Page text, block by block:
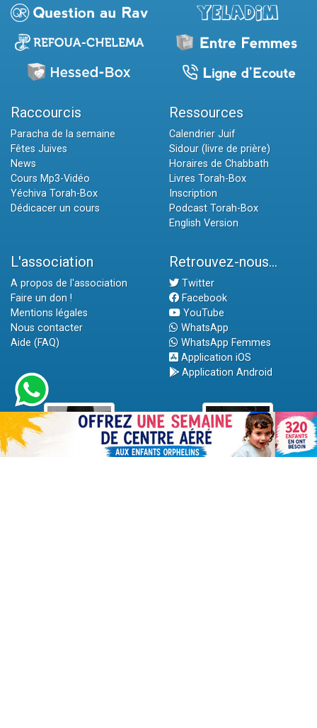
Raccourcis
Paracha de la semaine
Fêtes Juives
News
Cours Mp3-Vidéo
Yéchiva Torah-Box
Dédicacer un cours
Ressources
Calendrier Juif
Sidour (livre de prière)
Horaires de Chabbath
Livres Torah-Box
Inscription
Podcast Torah-Box
English Version
L'association
A propos de l'association
Faire un don !
Mentions légales
Nous contacter
Aide (FAQ)
Retrouvez-nous...
Twitter
Facebook
YouTube
WhatsApp
WhatsApp Femmes
Application iOS
Application Android